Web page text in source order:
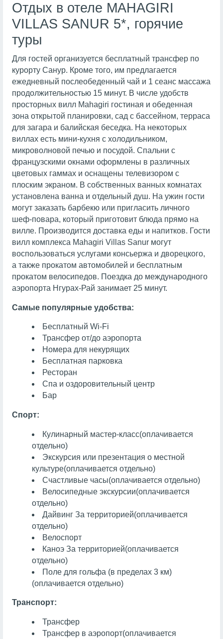
Отдых в отеле MAHAGIRI
VILLAS SANUR 5*, горячие
туры
Для гостей организуется бесплатный трансфер по
курорту Санур. Кроме того, им предлагается
ежедневный послеобеденный чай и 1 сеанс массажа
продолжительностью 15 минут. В числе удобств
просторных вилл Mahagiri гостиная и обеденная
зона открытой планировки, сад с бассейном, терраса
для загара и балийская беседка. На некоторых
виллах есть мини-кухня с холодильником,
микроволновой печью и посудой. Спальни с
французскими окнами оформлены в различных
цветовых гаммах и оснащены телевизором с
плоским экраном. В собственных ванных комнатах
установлена ванна и отдельный душ. На ужин гости
могут заказать барбекю или пригласить личного
шеф-повара, который приготовит блюда прямо на
вилле. Производится доставка еды и напитков. Гости
вилл комплекса Mahagiri Villas Sanur могут
воспользоваться услугами консьержа и дворецкого,
а также прокатом автомобилей и бесплатным
прокатом велосипедов. Поездка до международного
аэропорта Нгурах-Рай занимает 25 минут.
Самые популярные удобства:
Бесплатный Wi-Fi
Трансфер от/до аэропорта
Номера для некурящих
Бесплатная парковка
Ресторан
Спа и оздоровительный центр
Бар
Спорт:
Кулинарный мастер-класс(оплачивается
отдельно)
Экскурсия или презентация о местной
культуре(оплачивается отдельно)
Счастливые часы(оплачивается отдельно)
Велосипедные экскурсии(оплачивается
отдельно)
ДайвингЗа территорией(оплачивается
отдельно)
Велоспорт
КаноэЗа территорией(оплачивается
отдельно)
Поле для гольфа (в пределах 3 км)
(оплачивается отдельно)
Транспорт:
Трансфер
Трансфер в аэропорт(оплачивается